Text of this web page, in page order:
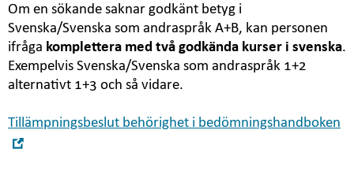
Om en sökande saknar godkänt betyg i
Svenska/Svenska som andraspråk A+B, kan personen
ifråga komplettera med två godkända kurser i svenska.
Exempelvis Svenska/Svenska som andraspråk 1+2
alternativt 1+3 och så vidare.
Tillämpningsbeslut behörighet i bedömningshandboken